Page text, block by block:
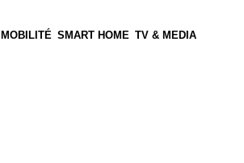
MOBILITÉ SMART HOME TV & MEDIA